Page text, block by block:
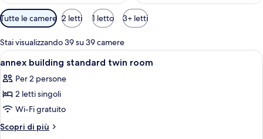
Filtri
disponibili
per
le
camere
Tutte le camere 2 letti 1 letto 3+ letti
Stai visualizzando 39 su 39 camere
Apri
tutte
le
foto
per
annex
Copriletto in piuma, tende
4
annex building standard twin room
Per 2 persone
2 letti singoli
Wi-Fi gratuito
Scopri di più
Altri